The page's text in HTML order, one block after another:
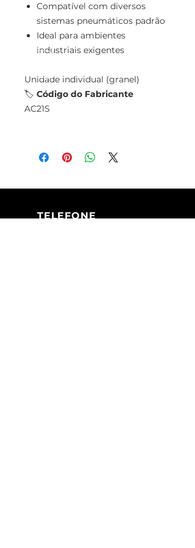
Compatível com diversos
sistemas pneumáticos padrão
Ideal para ambientes
industriais exigentes
Unidade individual (granel)
🏷️ Código do Fabricante
AC21S
TELEFONE